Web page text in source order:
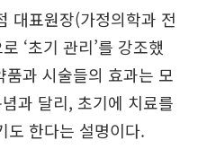
대표원장(가정의학과 전
‘초기 관리’를 강조했
과 시술들의 효과는 모
과 달리, 초기에 치료를
도 한다는 설명이다.